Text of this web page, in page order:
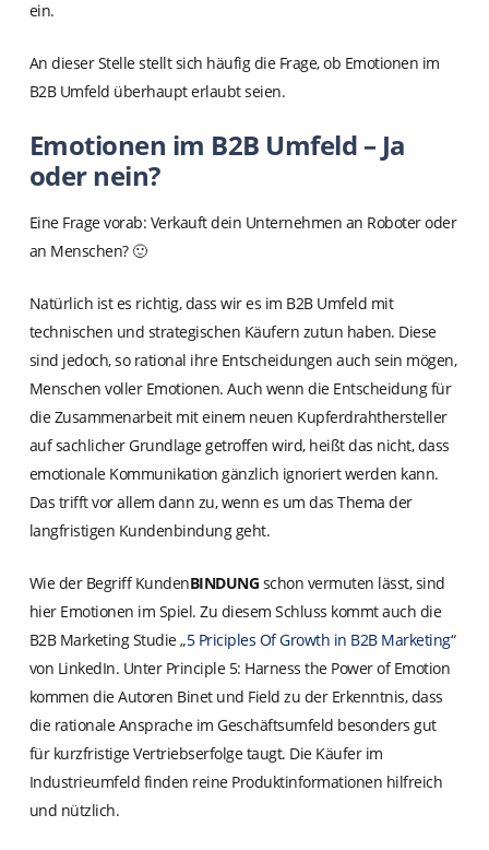
ein.
An dieser Stelle stellt sich häufig die Frage, ob Emotionen im
B2B Umfeld überhaupt erlaubt seien.
Emotionen im B2B Umfeld – Ja
oder nein?
Eine Frage vorab: Verkauft dein Unternehmen an Roboter oder
an Menschen? 🙂
Natürlich ist es richtig, dass wir es im B2B Umfeld mit
technischen und strategischen Käufern zutun haben. Diese
sind jedoch, so rational ihre Entscheidungen auch sein mögen,
Menschen voller Emotionen. Auch wenn die Entscheidung für
die Zusammenarbeit mit einem neuen Kupferdrahthersteller
auf sachlicher Grundlage getroffen wird, heißt das nicht, dass
emotionale Kommunikation gänzlich ignoriert werden kann.
Das trifft vor allem dann zu, wenn es um das Thema der
langfristigen Kundenbindung geht.
Wie der Begriff KundenBINDUNG schon vermuten lässt, sind
hier Emotionen im Spiel. Zu diesem Schluss kommt auch die
B2B Marketing Studie „5 Priciples Of Growth in B2B Marketing“
von LinkedIn. Unter Principle 5: Harness the Power of Emotion
kommen die Autoren Binet und Field zu der Erkenntnis, dass
die rationale Ansprache im Geschäftsumfeld besonders gut
für kurzfristige Vertriebserfolge taugt. Die Käufer im
Industrieumfeld finden reine Produktinformationen hilfreich
und nützlich.